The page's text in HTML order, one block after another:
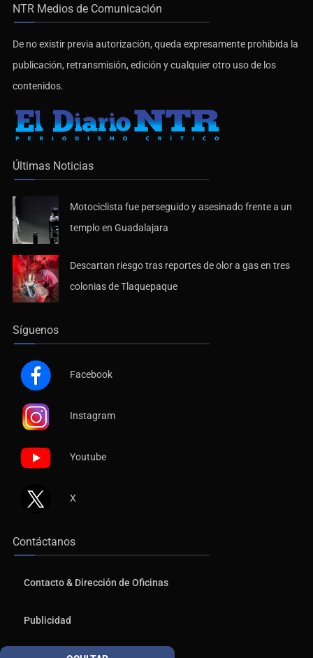
NTR Medios de Comunicación
De no existir previa autorización, queda expresamente prohibida la
publicación, retransmisión, edición y cualquier otro uso de los
contenidos.
Últimas Noticias
Motociclista fue perseguido y asesinado frente a un
templo en Guadalajara
Descartan riesgo tras reportes de olor a gas en tres
colonias de Tlaquepaque
Síguenos
Facebook
Instagram
Youtube
X
Contáctanos
Contacto & Dirección de Oficinas
Publicidad